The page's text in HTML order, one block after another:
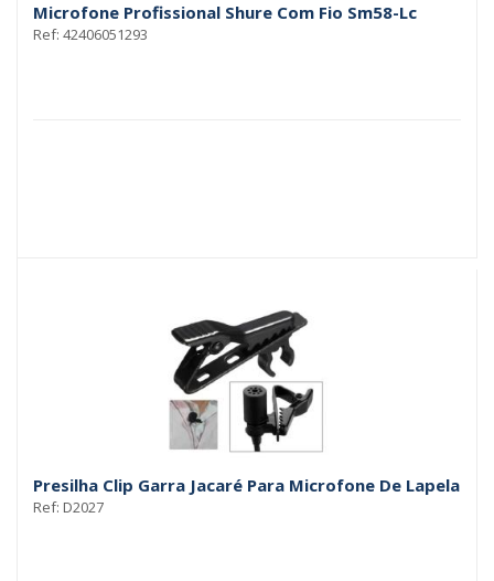
Microfone Profissional Shure Com Fio Sm58-Lc
Ref: 42406051293
Presilha Clip Garra Jacaré Para Microfone De Lapela
Ref: D2027